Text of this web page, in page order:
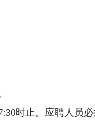
时止。应聘人员